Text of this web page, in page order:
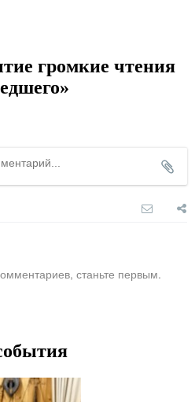
громкие чтения
станьте первым.